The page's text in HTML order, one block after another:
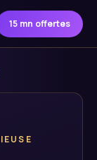
15 mn offertes